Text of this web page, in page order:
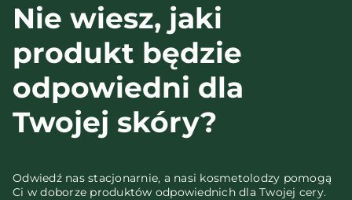
Nie wiesz, jaki
produkt będzie
odpowiedni dla
Twojej skóry?
Odwiedź nas stacjonarnie, a nasi kosmetolodzy pomogą
Ci w doborze produktów odpowiednich dla Twojej cery.